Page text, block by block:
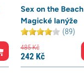
Sex on the Beach
Magické lanýže
(89)
485Kč
242Kč